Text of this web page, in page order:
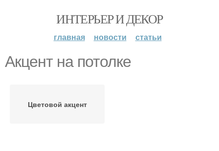
ИНТЕРЬЕР И ДЕКОР
главная новости статьи
Акцент на потолке
Цветовой акцент